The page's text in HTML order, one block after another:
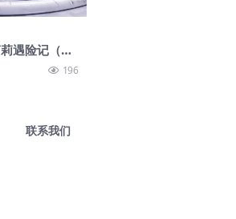
遇险记（第
196
联系我们